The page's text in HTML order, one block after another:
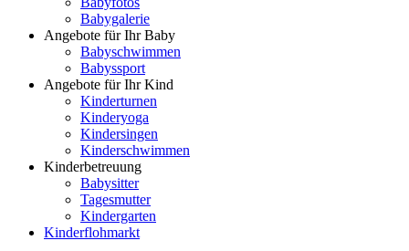
Babygalerie
Angebote für Ihr Baby
Babyschwimmen
Babyssport
Angebote für Ihr Kind
Kinderturnen
Kinderyoga
Kindersingen
Kinderschwimmen
Kinderbetreuung
Babysitter
Tagesmutter
Kindergarten
Kinderflohmarkt